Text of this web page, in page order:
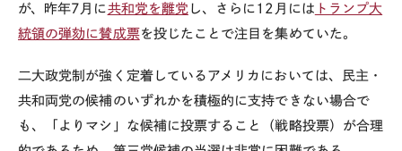
が、昨年7 月に 共和党を離党 し、さらに 12 月には トランプ大
統領の弾劾に賛成票を投じたことで注目を集めていた。
二大政党制が強く定着しているアメリカにおいては、民主・
共和両党の候補のいずれかを積極的に支持できない場合で
も、「よりマシ」な候補に投票すること（戦略投票）が合理